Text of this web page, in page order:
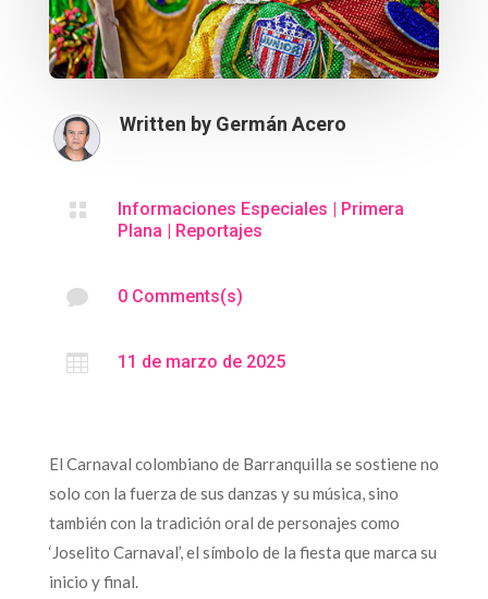
Written by Germán Acero
 Informaciones Especiales | Primera
Plana | Reportajes
 0 Comments(s)
 11 de marzo de 2025
El Carnaval colombiano de Barranquilla se sostiene no
solo con la fuerza de sus danzas y su música, sino
también con la tradición oral de personajes como
‘Joselito Carnaval’, el símbolo de la fiesta que marca su
inicio y final.